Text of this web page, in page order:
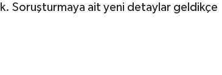
Soruşturmaya ait yeni detaylar geldikçe